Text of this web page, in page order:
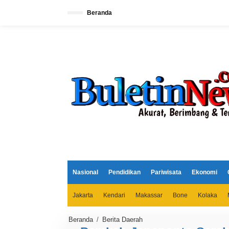
Beranda
Nasional Pendidikan Pariwisata Ekonomi
Jakarta Kendari Makassar Bone Kolaka
Beranda / Berita Daerah